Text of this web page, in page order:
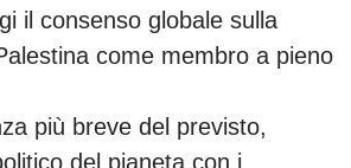
il consenso globale sulla
come membro a pieno
più breve del previsto,
del pianeta con i